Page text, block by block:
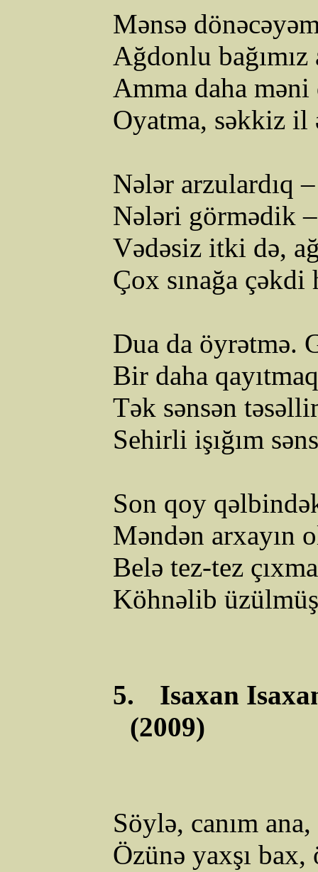
Mənsə
Ağdonlu bağımız
Amma daha məni
Oyatma, səkkiz il
Nələr arzulardıq
Nələri görmədik
Vədəsiz itki də,
Çox sınağa çəkdi
Dua da öyrətmə.
Bir daha
Tək sənsən
Sehirli işığım
Son qoy
Məndən arxayın
Belə tez-tez çıxma
Köhnəlib
5. Isaxan
(2009)
Söylə, canım ana,
Özünə yaxşı bax,